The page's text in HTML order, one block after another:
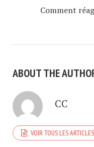
Comment
ABOUT THE
CC
VOIR TOUS LES